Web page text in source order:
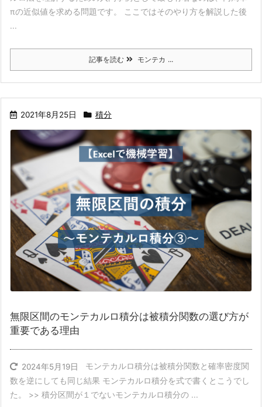
πの近似値を求める問題です。 ここではそのやり方を解説した後
...
記事を読む モンテカ ...
2021年8月25日 積分
無限区間のモンテカルロ積分は被積分関数の選び方が
重要である理由
2024年5月19日
モンテカルロ積分は被積分関数と確率密度関
数を逆にしても同じ結果 モンテカルロ積分を式で書くとこうでし
た。 >> 積分区間が１でないモンテカルロ積分の ...